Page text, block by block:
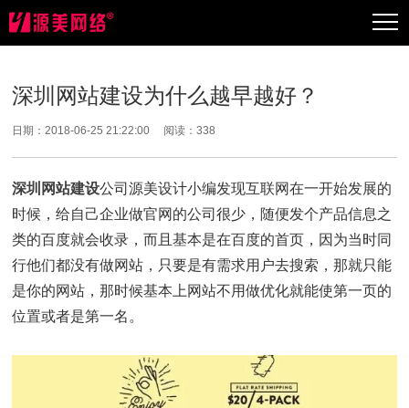
深圳网站建设为什么越早越好？
日期：2018-06-25 21:22:00 阅读：338
深圳网站建设公司源美设计小编发现互联网在一开始发展的
时候，给自己企业做官网的公司很少，随便发个产品信息之
类的百度就会收录，而且基本是在百度的首页，因为当时同
行他们都没有做网站，只要是有需求用户去搜索，那就只能
是你的网站，那时候基本上网站不用做优化就能使第一页的
位置或者是第一名。